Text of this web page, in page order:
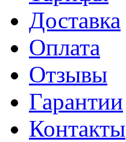
Доставка
Оплата
Отзывы
Гарантии
Контакты